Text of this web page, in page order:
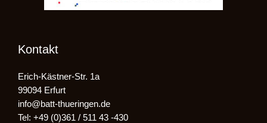
Kontakt
Erich-Kästner-Str. 1a
99094 Erfurt
info@batt-thueringen.de
Tel: +49 (0)361 / 511 43 -430